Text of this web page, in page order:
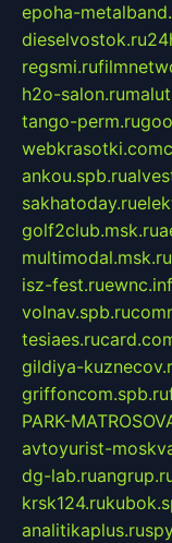
epoha-
dieselvostok.ru
regsmi.ru
h2o-salon.ru
tango-perm.ru
webkrasotki.com
ankou.spb.ru
sakhatoday.ru
golf2club.msk.ru
multimodal.msk.ru
isz-fest.ru
volnav.spb.ru
tesiaes.ru
gildiya-
griffoncom.spb.ru
PARK-
avtoyurist-
dg-lab.ru
krsk124.ru
analitikaplus.ru